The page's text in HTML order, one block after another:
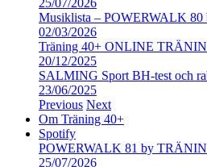
25/07/2026
Musiklista – POWERWALK
02/03/2026
Träning 40+ ONLINE
20/12/2025
SALMING Sport BH-test och
23/06/2025
Previous Next
Om Träning 40+
Spotify
POWERWALK 81 by
25/07/2026